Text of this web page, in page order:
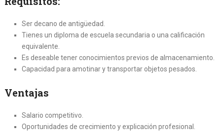
Ser decano de antigüedad.
Tienes un diploma de escuela secundaria o una calificación
equivalente.
Es deseable tener conocimientos previos de almacenamiento.
Capacidad para amotinar y transportar objetos pesados.
Ventajas
Salario competitivo.
Oportunidades de crecimiento y explicación profesional.